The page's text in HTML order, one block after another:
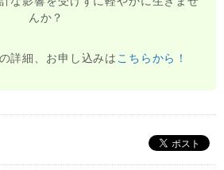
んか？
詳細、お申し込みは こちらから！